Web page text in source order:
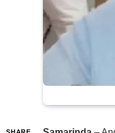
SHARE